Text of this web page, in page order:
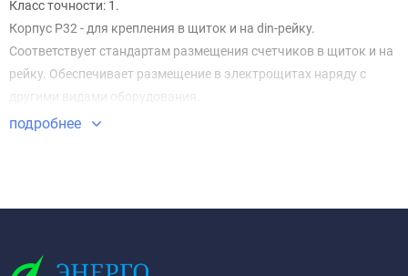
Класс точности: 1.
Корпус Р32 - для крепления в щиток и на din-рейку.
Соответствует стандартам размещения счетчиков в щиток и на
рейку. Обеспечивает размещение в электрощитах наряду с
другими видами оборудования.
подробнее